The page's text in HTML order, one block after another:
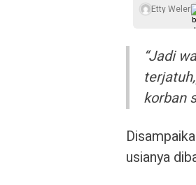
Etty Weler
“Jadi
korban
usianya